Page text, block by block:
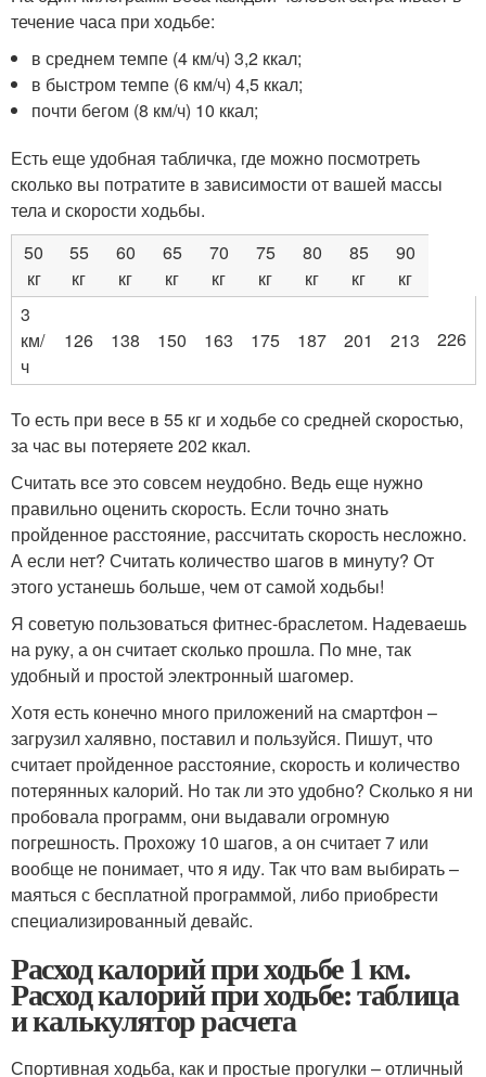
течение часа при ходьбе:
в среднем темпе (4 км/ч) 3,2 ккал;
в быстром темпе (6 км/ч) 4,5 ккал;
почти бегом (8 км/ч) 10 ккал;
Есть еще удобная табличка, где можно посмотреть
сколько вы потратите в зависимости от вашей массы
тела и скорости ходьбы.
50
кг
55
кг
60
кг
65
кг
70
кг
75
кг
80
кг
85
кг
90
кг
3
км/
ч
126 138 150 163 175 187 201 213 226
То есть при весе в 55 кг и ходьбе со средней скоростью,
за час вы потеряете 202 ккал.
Считать все это совсем неудобно. Ведь еще нужно
правильно оценить скорость. Если точно знать
пройденное расстояние, рассчитать скорость несложно.
А если нет? Считать количество шагов в минуту? От
этого устанешь больше, чем от самой ходьбы!
Я советую пользоваться фитнес-браслетом. Надеваешь
на руку, а он считает сколько прошла. По мне, так
удобный и простой электронный шагомер.
Хотя есть конечно много приложений на смартфон –
загрузил халявно, поставил и пользуйся. Пишут, что
считает пройденное расстояние, скорость и количество
потерянных калорий. Но так ли это удобно? Сколько я ни
пробовала программ, они выдавали огромную
погрешность. Прохожу 10 шагов, а он считает 7 или
вообще не понимает, что я иду. Так что вам выбирать –
маяться с бесплатной программой, либо приобрести
специализированный девайс.
Расход калорий при ходьбе 1 км.
Расход калорий при ходьбе: таблица
и калькулятор расчета
Спортивная ходьба, как и простые прогулки – отличный